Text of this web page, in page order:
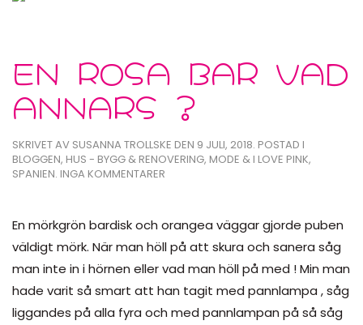
EN ROSA BAR VAD
ANNARS ?
SKRIVET AV SUSANNA TROLLSKE DEN 9 JULI, 2018. POSTAD I
BLOGGEN, HUS - BYGG & RENOVERING, MODE & I LOVE PINK,
SPANIEN. INGA KOMMENTARER
VAD
ANNARS
En mörkgrön bardisk och orangea väggar gjorde puben
väldigt mörk. När man höll på att skura och sanera såg
man inte in i hörnen eller vad man höll på med ! Min man
hade varit så smart att han tagit med pannlampa , såg
liggandes på alla fyra och med pannlampan på så såg